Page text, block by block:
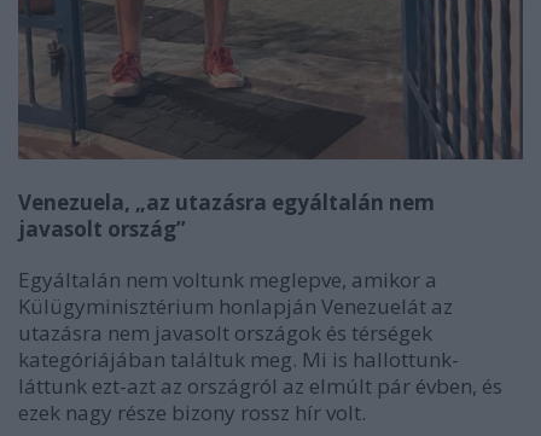
Venezuela, „az utazásra egyáltalán nem
javasolt ország”
Egyáltalán nem voltunk meglepve, amikor a
Külügyminisztérium honlapján Venezuelát az
utazásra nem javasolt országok és térségek
kategóriájában találtuk meg. Mi is hallottunk-
láttunk ezt-azt az országról az elmúlt pár évben, és
ezek nagy része bizony rossz hír volt.